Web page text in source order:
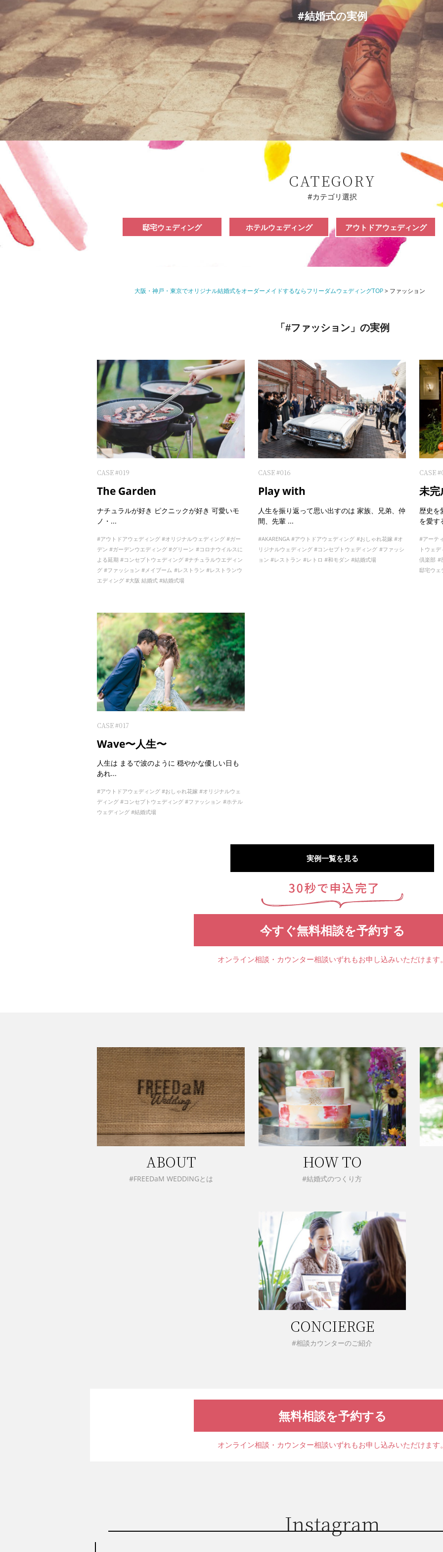
#結婚式の実例
CATEGORY
#カテゴリ選択
邸宅ウェディング ホテルウェディング アウトドアウェディング
大阪・神戸・東京でオリジナル結婚式をオーダーメイドするならフリーダムウェディングTOP> ファッション
「#ファッション 」の実例
CASE #019
The Garden
ナチュラルが好き ピクニックが好き 可愛いモ
ノ・...
アウトドアウェディング オリジナルウェディング
ガー
デン
ガーデンウエディング グリーン
コロナウイルスに
よる延期
コンセプトウェディング
ナチュラルウエディン
グ
ファッション メイブーム レストラン
レストランウ
エディング
大阪 結婚式 結婚式場
CASE #016
Play with
人生を振り返って思い出すのは 家族、兄弟、仲
間、先輩 ...
AKARENGA アウトドアウェディング おしゃれ花嫁
オ
リジナルウェディング
コンセプトウェディング
ファッシ
ョン
レストラン レトロ 和モダン 結婚式場
CASE
未
歴史を
を愛す
アーテ
トウェ
倶楽部
邸宅ウェ
CASE #017
Wave〜人生〜
人生は まるで波のように 穏やかな優しい日も
あれ...
アウトドアウェディング おしゃれ花嫁
オリジナルウェ
ディング
コンセプトウェディング ファッション
ホテル
ウェディング
結婚式場
実例一覧を見る
今すぐ無料相談を予約する
オンライン相談・カウンター相談いずれもお申し込みいただけます
ABOUT
#FREEDaM WEDDINGとは
HOW TO
#結婚式のつくり方
CONCIERGE
#相談カウンターのご紹介
無料相談を予約する
オンライン相談・カウンター相談いずれもお申し込みいただけます
Instagram